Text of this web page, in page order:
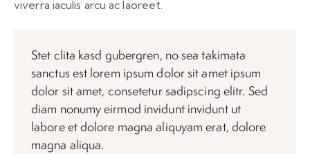
viverra iaculis arcu ac laoreet.
Stet clita kasd gubergren, no sea takimata
sanctus est lorem ipsum dolor sit amet ipsum
dolor sit amet, consetetur sadipscing elitr. Sed
diam nonumy eirmod invidunt invidunt ut
labore et dolore magna aliquyam erat, dolore
magna aliqua.